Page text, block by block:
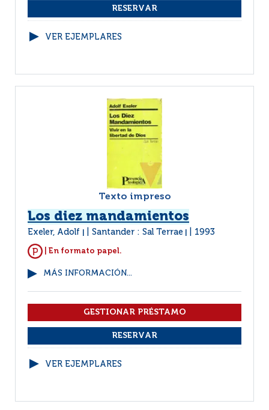
VER EJEMPLARES
Texto impreso
Los diez mandamientos
Exeler, Adolf Santander : Sal Terrae 1993
| En formato papel.
MÁS INFORMACIÓN...
VER EJEMPLARES